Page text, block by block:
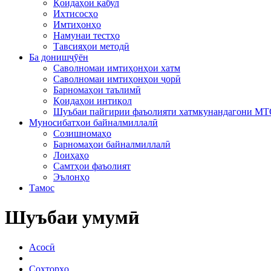
Қоидаҳои қабул
Ихтисосҳо
Имтиҳонҳо
Намунаи тестҳо
Тавсияҳои методӣ
Ба донишҷӯён
Саволномаи имтиҳонҳои хатм
Саволномаи имтиҳонҳои ҷорӣ
Барномаҳои таълимӣ
Қоидаҳои интиқол
Шуъбаи пайгирии фаъолияти хатмкунандагони
Муносибатҳои байналмиллалӣ
Созишномаҳо
Барномаҳои байналмиллалӣ
Лоиҳаҳо
Самтҳои фаъолият
Эълонҳо
Тамос
Шуъбаи умумӣ
Асосӣ
Сохторҳо